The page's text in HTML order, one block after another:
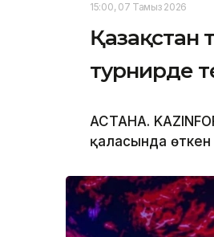
15:00, 07 Тамыз 2026
Қазақстан
турнирде
АСТАНА.
қаласында